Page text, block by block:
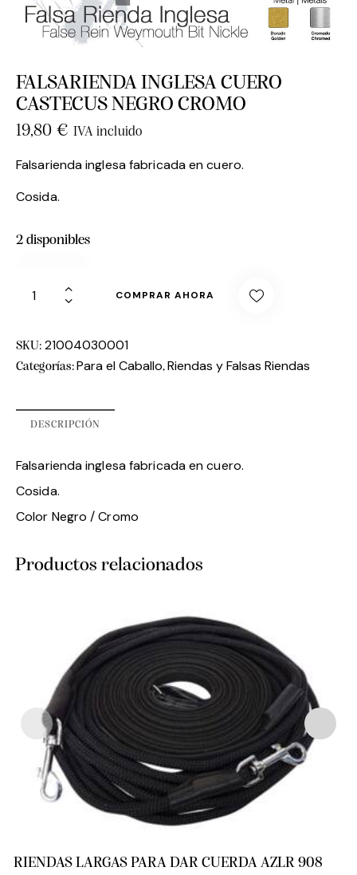
FALSARIENDA INGLESA CUERO
CASTECUS NEGRO CROMO
19,80 € IVA incluido
Falsarienda inglesa fabricada en cuero.
Cosida.
2 disponibles
COMPRAR AHORA
SKU: 21004030001
Categorías: Para el Caballo, Riendas y Falsas Riendas
DESCRIPCIÓN
Falsarienda inglesa fabricada en cuero.
Cosida.
Color Negro / Cromo
Productos relacionados
RIENDAS LARGAS PARA DAR CUERDA AZLR 908